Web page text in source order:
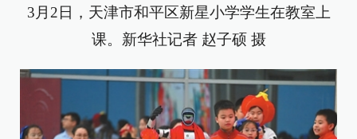
3月2日，天津市和平区新星小学学生在教室上
课。新华社记者 赵子硕 摄